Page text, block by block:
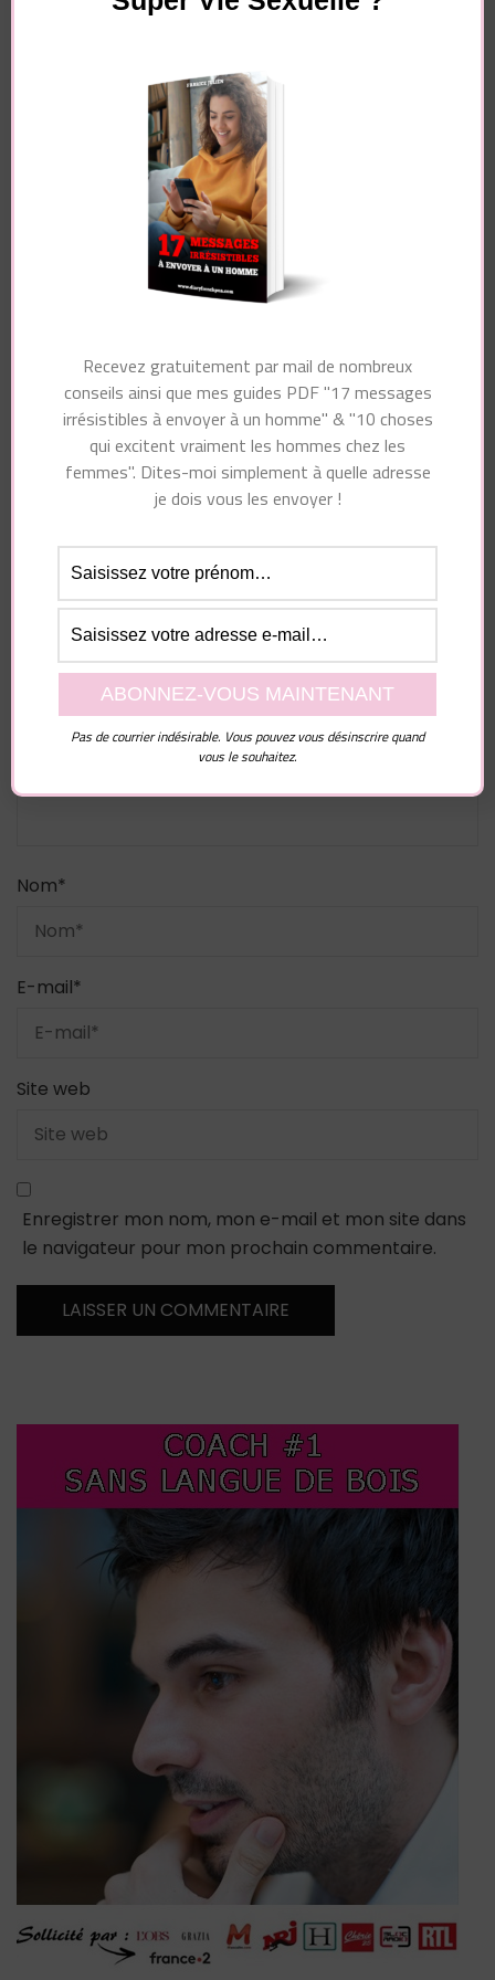
Navigation
Article précédent
TESTE ça pour
Laisser un commentaire
Votre adresse e-mail ne sera pas publiée.
champs obligatoires sont indiqués avec*
Commentaire
Nom*
E-mail*
Site web
Enregistrer mon nom, mon e-mail et mon site dans
le navigateur pour mon prochain commentaire.
Recevez gratuitement par mail de nombreux
conseils ainsi que mes guides PDF "17 messages
irrésistibles à envoyer à un homme" & "10 choses
qui excitent vraiment les hommes chez les
femmes". Dites-moi simplement à quelle adresse
je dois vous les envoyer !
Pas de courrier indésirable. Vous pouvez vous désinscrire quand
vous le souhaitez.